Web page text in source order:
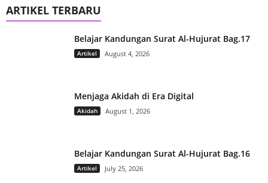
ARTIKEL TERBARU
Belajar Kandungan Surat Al-Hujurat Bag.17
Artikel August 4, 2026
Menjaga Akidah di Era Digital
Akidah August 1, 2026
Belajar Kandungan Surat Al-Hujurat Bag.16
Artikel July 25, 2026